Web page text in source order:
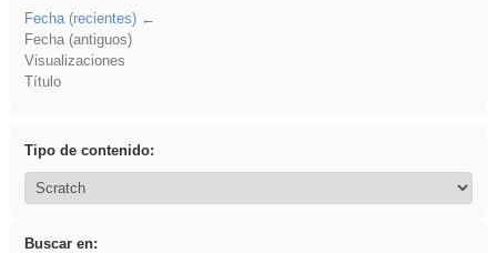
Fecha (recientes)
Fecha (antiguos)
Visualizaciones
Título
Tipo de contenido:
Buscar en: